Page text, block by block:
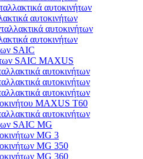
αυτοκινήτων
αυτοκινήτων
αυτοκινήτων
αυτοκινήτων
SAIC
SAIC MAXUS
αυτοκινήτων
αυτοκινήτων
αυτοκινήτων
MAXUS T60
αυτοκινήτων
SAIC MG
MG 3
MG 350
MG 360